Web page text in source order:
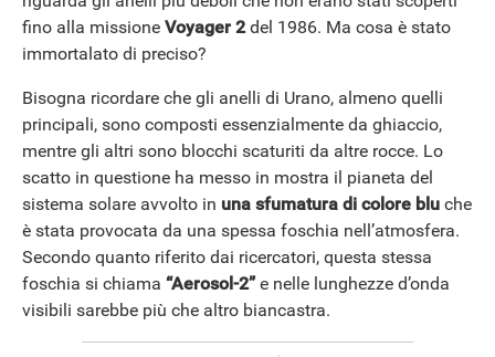
fino alla missione Voyager 2del 1986. Ma cosa è stato
immortalato di preciso?
Bisogna ricordare che gli anelli di Urano, almeno quelli
principali, sono composti essenzialmente da ghiaccio,
mentre gli altri sono blocchi scaturiti da altre rocce. Lo
scatto in questione ha messo in mostra il pianeta del
sistema solare avvolto in una sfumatura di colore blu che
è stata provocata da una spessa foschia nell’atmosfera.
Secondo quanto riferito dai ricercatori, questa stessa
foschia si chiama “Aerosol-2”e nelle lunghezze d’onda
visibili sarebbe più che altro biancastra.